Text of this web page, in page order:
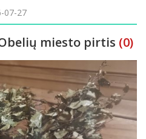
85-ąsias Holokausto
07-27
miesto pirtis (0)